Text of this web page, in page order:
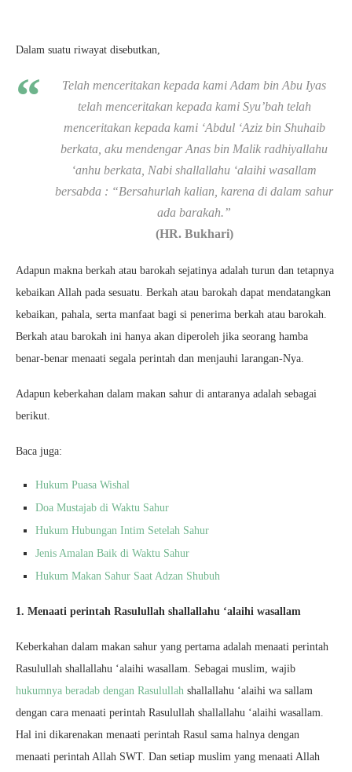
Dalam suatu riwayat disebutkan,
Telah menceritakan kepada kami Adam bin Abu Iyas
telah menceritakan kepada kami Syu’bah telah
menceritakan kepada kami ‘Abdul ‘Aziz bin Shuhaib
berkata, aku mendengar Anas bin Malik radhiyallahu
‘anhu berkata, Nabi shallallahu ‘alaihi wasallam
bersabda : “Bersahurlah kalian, karena di dalam sahur
ada barakah.”
(HR. Bukhari)
Adapun makna berkah atau barokah sejatinya adalah turun dan tetapnya
kebaikan Allah pada sesuatu. Berkah atau barokah dapat mendatangkan
kebaikan, pahala, serta manfaat bagi si penerima berkah atau barokah.
Berkah atau barokah ini hanya akan diperoleh jika seorang hamba
benar-benar menaati segala perintah dan menjauhi larangan-Nya.
Adapun keberkahan dalam makan sahur di antaranya adalah sebagai
berikut.
Baca juga:
Hukum Puasa Wishal
Doa Mustajab di Waktu Sahur
Hukum Hubungan Intim Setelah Sahur
Jenis Amalan Baik di Waktu Sahur
Hukum Makan Sahur Saat Adzan Shubuh
1. Menaati perintah Rasulullah shallallahu ‘alaihi wasallam
Keberkahan dalam makan sahur yang pertama adalah menaati perintah
Rasulullah shallallahu ‘alaihi wasallam. Sebagai muslim, wajib
hukumnya beradab dengan Rasulullah shallallahu ‘alaihi wa sallam
dengan cara menaati perintah Rasulullah shallallahu ‘alaihi wasallam.
Hal ini dikarenakan menaati perintah Rasul sama halnya dengan
menaati perintah Allah SWT. Dan setiap muslim yang menaati Allah